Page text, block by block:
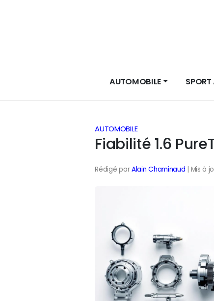
AUTOMOBILE
AUTOMOBILE
Fiabilité 1.6
Rédigé parAlain Chaminaud | Mis à